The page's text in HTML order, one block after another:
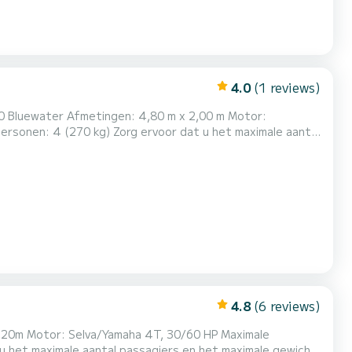
4.0 (1 reviews)
Bluewater Afmetingen: 4,80 m x 2,00 m Motor:
4.8 (6 reviews)
Motor: Selva/Yamaha 4T, 30/60 HP Maximale